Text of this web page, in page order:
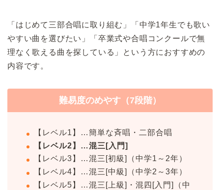
「はじめて三部合唱に取り組む」「中学1年生でも歌い
やすい曲を選びたい」「卒業式や合唱コンクールで無
理なく歌える曲を探している」という方におすすめの
内容です。
難易度のめやす（7段階）
【レベル1】…簡単な斉唱・二部合唱
【レベル2】…混三[入門]
【レベル3】…混三[初級]（中学1～2年）
【レベル4】…混三[中級]（中学2～3年）
【レベル5】…混三[上級]・混四[入門]（中